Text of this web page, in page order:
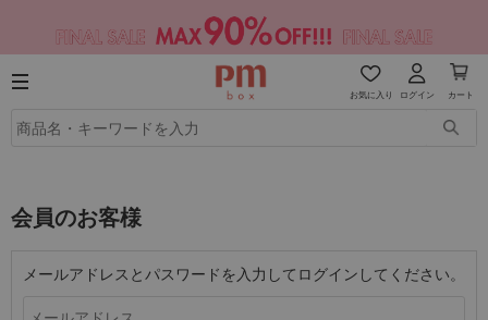
お気に入り ログイン カート
会員のお客様
メールアドレスとパスワードを入力してログインしてください。